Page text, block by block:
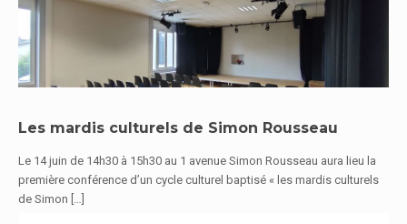
En savoir plus
Les mardis culturels de Simon Rousseau
Le 14 juin de 14h30 à 15h30 au 1 avenue Simon Rousseau aura lieu la
première conférence d’un cycle culturel baptisé « les mardis culturels
de Simon […]